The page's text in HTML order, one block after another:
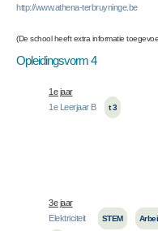
http://www.athena-terbruyninge.be
(De school heeft extra informatie
Opleidingsvorm 4
1e jaar
1e Leerjaar B
t 3
3e jaar
Elektriciteit
STEM